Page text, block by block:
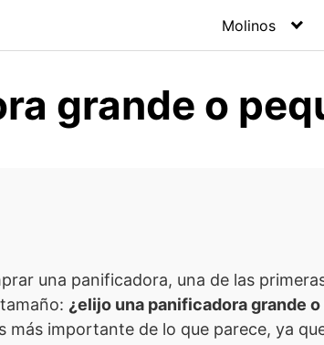
Molinos
grande o
una panificadora, una de las
¿elijo una panificadora grande o
más importante de lo que parece, ya